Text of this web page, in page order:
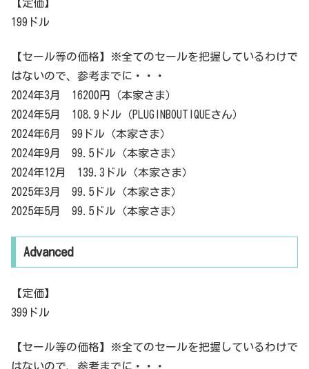
【定価】
199ドル
【セール等の価格】※全てのセールを把握しているわけで
はないので、参考までに・・・
2024年3月 16200円（本家さま）
2024年5月 108.9ドル（PLUGINBOUTIQUEさん）
2024年6月 99ドル（本家さま）
2024年9月 99.5ドル（本家さま）
2024年12月 139.3ドル（本家さま）
2025年3月 99.5ドル（本家さま）
2025年5月 99.5ドル（本家さま）
Advanced
【定価】
399ドル
【セール等の価格】※全てのセールを把握しているわけで
はないので、参考までに・・・